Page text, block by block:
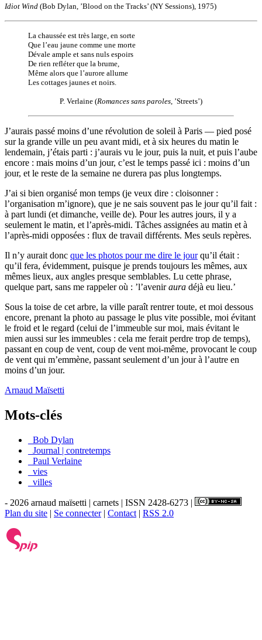
Idiot Wind (Bob Dylan, ’Blood on the Tracks’ (NY Sessions), 1975)
La chaussée est très large, en sorte
Que l’eau jaune comme une morte
Dévale ample et sans nuls espoirs
De rien refléter que la brume,
Même alors que l’aurore allume
Les cottages jaunes et noirs.
P. Verlaine (Romances sans paroles , ’Streets’)
J’aurais passé moins d’une révolution de soleil à Paris — pied posé
sur la grande ville un peu avant midi, et à six heures du matin le
lendemain, j’étais parti : j’aurais vu le jour, puis la nuit, et puis l’aube
encore : mais moins d’un jour, c’est le temps passé ici : moins d’un
jour, et le reste de la semaine ne durera pas plus longtemps.
J’ai si bien organisé mon temps (je veux dire : cloisonner :
l’organisation m’ignore), que je ne sais souvent pas le jour qu’il fait :
à part lundi (et dimanche, veille de). Pour les autres jours, il y a
seulement le matin, et l’après-midi. Tâches assignées au matin et à
l’après-midi opposées : flux de travail différents. Mes seuls repères.
Il n’y aurait donc que les photos pour me dire le jourqu’il était :
qu’il fera, évidemment, puisque je prends toujours les mêmes, aux
mêmes lieux, aux angles presque semblables. Lu cette phrase,
quelque part, sans me rappeler où : ’l’aveniraura déjà eu lieu.’
Sous la toise de cet arbre, la ville paraît rentrer toute, et moi dessous
encore, prenant la photo au passage le plus vite possible, moi évitant
le froid et le regard (celui de l’immeuble sur moi, mais évitant le
mien aussi sur les immeubles : cela me ferait perdre trop de temps),
passant en coup de vent, coup de vent moi-même, provocant le coup
de vent qui m’emmène, passant seulement d’un jour à l’autre en
moins d’un jour.
Arnaud Maïsetti
Mots-clés
_Bob Dylan
_Journal | contretemps
_Paul Verlaine
_vies
_villes
- 2026 arnaud maïsetti | carnets | ISSN 2428-6273 |
Plan du site | Se connecter| Contact | RSS 2.0